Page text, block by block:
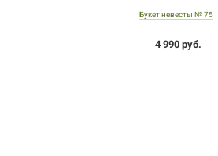
Букет невесты № 75
4 990 руб.